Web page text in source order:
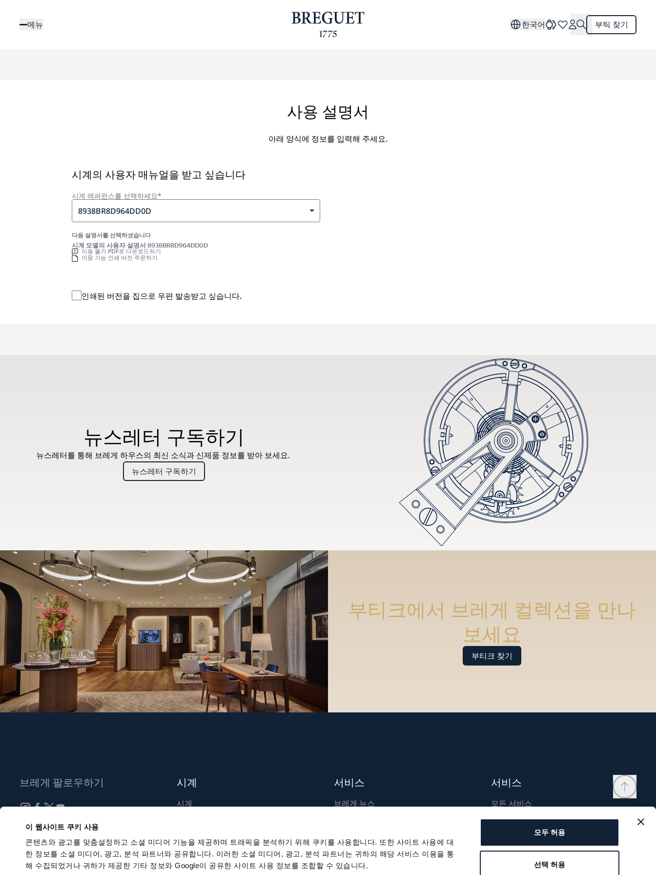
이 웹사이트 쿠키 사용
콘텐츠와 광고를 맞춤설정하고 소셜 미디어 기능을 제공하며 트래픽을 분석하기 위해 쿠키를 사용합니다. 또한 사이트 사용에 대
한 정보를 소셜 미디어, 광고, 분석 파트너와 공유합니다. 이러한 소셜 미디어, 광고, 분석 파트너는 귀하의 해당 서비스 이용을 통
해 수집되었거나 귀하가 제공한 기타 정보와 Google이 공유한 사이트 사용 정보를 조합할 수 있습니다.
모두 허용
선택 허용
메뉴 한국어 부틱 찾기
사용 설명서
아래 양식에 정보를 입력해 주세요.
시계의 사용자 매뉴얼을 받고 싶습니다
시계 레퍼런스를 선택하세요*
8938BR8D964DD0D
다음 설명서를 선택하셨습니다
시계 모델의 사용자 설명서 8938BR8D964DD0D
이용 불가 PDF로 다운로드하기
이용 가능 인쇄 버전 주문하기
인쇄된 버전을 집으로 우편 발송받고 싶습니다.
뉴스레터 구독하기
뉴스레터를 통해 브레게 하우스의 최신 소식과 신제품 정보를 받아 보세요.
뉴스레터 구독하기
부티크에서 브레게 컬렉션을 만나
보세요
부티크 찾기
브레게 팔로우하기
뉴스레터 구독하기
시계
시계
부티크 찾기
서비스
브레게 뉴스
출판물
지속 가능성
채용
서비스
모든 서비스
연락처
위시리스트
사용자 매뉴얼